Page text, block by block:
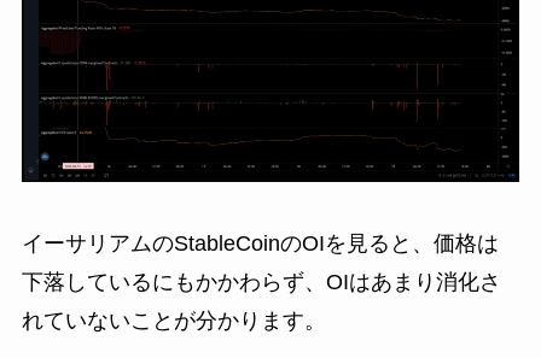
イーサリアムのStableCoinのOIを見ると、価格は
下落しているにもかかわらず、OIはあまり消化さ
れていないことが分かります。